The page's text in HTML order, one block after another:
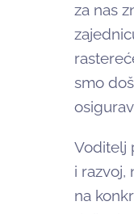
za nas
smo
Voditelj
i razvoj,
na